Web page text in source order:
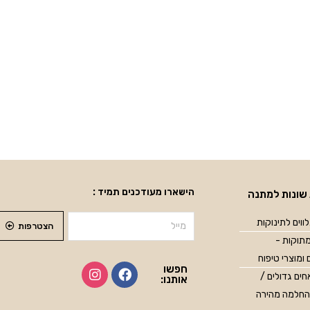
שונות למתנה
לתינוקות
-
ומוצרי טיפוח
גדולים /
מהירה
הישארו מעודכנים תמיד :
הצטרפות
חפשו
אותנו: